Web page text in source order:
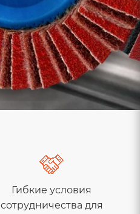
Гибкие условия
сотрудничества для